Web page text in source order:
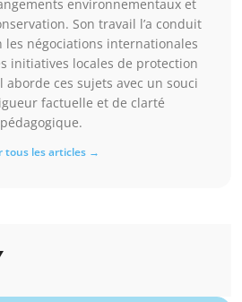
environnementaux et
Son travail l’a conduit
les négociations internationales
initiatives locales de protection
ces sujets avec un souci
factuelle et de clarté
pédagogique.
tous les articles →